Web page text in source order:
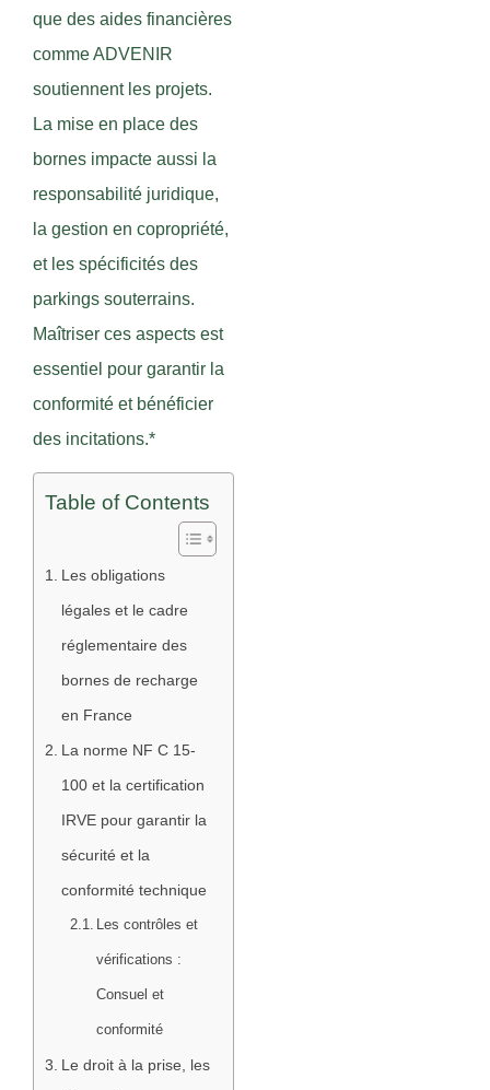
que des aides financières
comme ADVENIR
soutiennent les projets.
La mise en place des
bornes impacte aussi la
responsabilité juridique,
la gestion en copropriété,
et les spécificités des
parkings souterrains.
Maîtriser ces aspects est
essentiel pour garantir la
conformité et bénéficier
des incitations.*
Table of Contents
Les obligations
légales et le cadre
réglementaire des
bornes de recharge
en France
La norme NF C 15-
100 et la certification
IRVE pour garantir la
sécurité et la
conformité technique
Les contrôles et
vérifications :
Consuel et
conformité
Le droit à la prise, les